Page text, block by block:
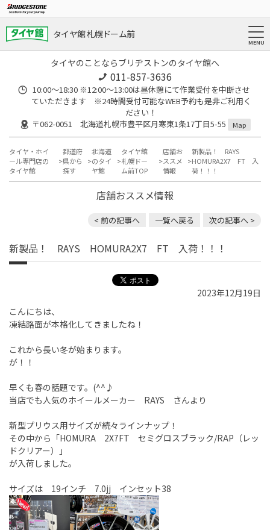
タイヤ館 札幌ドーム前
タイヤのことならブリヂストンのタイヤ館へ
011-857-3636
10:00～18:30 ※12:00～13:00は昼休憩にて作業受付を中断させ
ていただきます ※24時間受付可能なWEB予約も是非ご利用く
ださい！
〒062-0051 北海道札幌市豊平区月寒東1条17丁目5-55
Map
タイヤ・ホイ
ール専門店の
タイヤ館
都道府
県から
探す
北海道
のタイ
ヤ館
タイヤ館
札幌ドー
ム前TOP
店舗お
ススメ
情報
新製品！ RAYS
HOMURA2X7 FT 入
荷！！！
店舗おススメ情報
< 前の記事へ 一覧へ戻る 次の記事へ >
新製品！ RAYS HOMURA2X7 FT 入荷！！！
2023年12月19日
こんにちは、
凍結路面が本格化してきましたね！
これから長い冬が始まります。
が！！
早くも春の話題です。(^^♪
当店でも人気のホイールメーカー RAYS さんより
新型プリウス用サイズが続々ラインナップ！
その中から「HOMURA 2X7FT セミグロスブラック/RAP（レッ
ドクリアー）」
が入荷しました。
サイズは 19インチ 7.0jj インセット38